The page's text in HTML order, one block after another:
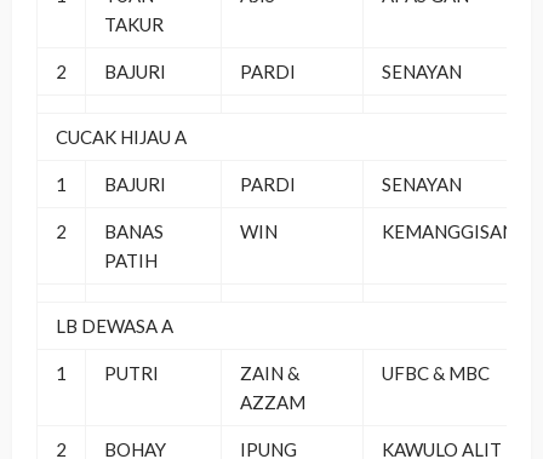
TAKUR
2 BAJURI PARDI SENAYAN
CUCAK HIJAU A
1 BAJURI PARDI SENAYAN
2
BANAS
PATIH
WIN KEMANGGISAN
LB DEWASA A
1 PUTRI
ZAIN &
AZZAM
UFBC & MBC
2 BOHAY IPUNG KAWULO ALIT